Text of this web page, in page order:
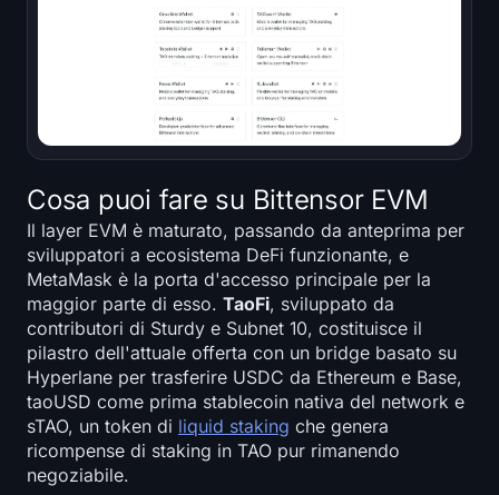
Cosa puoi fare su Bittensor EVM
Il layer EVM è maturato, passando da anteprima per
sviluppatori a ecosistema DeFi funzionante, e
MetaMask è la porta d'accesso principale per la
maggior parte di esso. TaoFi, sviluppato da
contributori di Sturdy e Subnet 10, costituisce il
pilastro dell'attuale offerta con un bridge basato su
Hyperlane per trasferire USDC da Ethereum e Base,
taoUSD come prima stablecoin nativa del network e
sTAO, un token di liquid staking che genera
ricompense di staking in TAO pur rimanendo
negoziabile.